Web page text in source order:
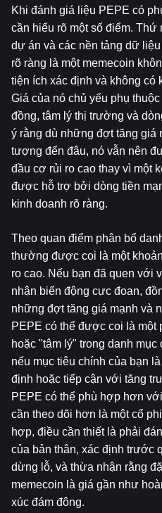
Khi đánh giá liệu PEPE có
cần hiểu rõ một số điểm.
dự án và các nền tảng dữ
rõ ràng là một memecoin
tiện ích xác định và không có
Giá của nó chủ yếu phụ
đồng, tâm lý thị trường và
ý rằng dù những đợt tăng giá
tượng đến đâu, nó vẫn nên
đầu cơ rủi ro cao thay vì một
được hỗ trợ bởi dòng tiền
kinh doanh rõ ràng.
Theo quan điểm phân bổ
thường được coi là một
ro cao. Nếu bạn đã quen với
nhận biến động cực đoan,
những đợt tăng giá mạnh và
PEPE có thể được coi là một
hoặc "tâm lý" trong danh
nếu mục tiêu chính của bạn
định hoặc tiếp cận với tăng
PEPE có thể phù hợp hơn
cần theo dõi hơn là một cổ
hợp, điều cần thiết là phải
của bản thân, xác định trước
dừng lỗ, và thừa nhận rằng
memecoin là giá gần như
xúc đám đông.